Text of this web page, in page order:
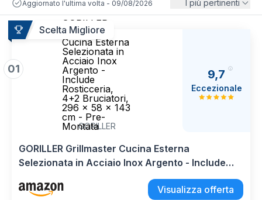
Aggiornato l'ultima volta - 09/08/2026 I più pertinenti
Scelta Migliore
01
GORILLER
Grillmaster
Cucina Esterna
Selezionata in
Acciaio Inox
Argento -
Include
Rosticceria,
4+2 Bruciatori,
296 x 58 x 143
cm - Pre-
Montata
GORILLER
9,7
Eccezionale
GORILLER Grillmaster Cucina Esterna
Selezionata in Acciaio Inox Argento - Include
Rosticceria, 4+2 Bruciatori, 296 x 58 x 143 cm -
Pre-Montata
Visualizza offerta